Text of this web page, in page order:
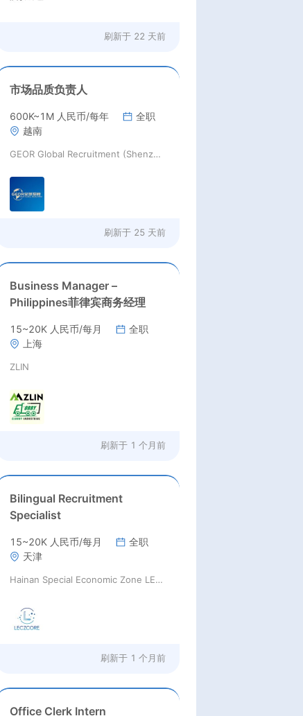
刷新于 22 天前
市场品质负责人
600K~1M 人民币/每年
全职
越南
GEOR Global Recruitment (Shenzhen) Ltd.
刷新于 25 天前
Business Manager –
Philippines菲律宾商务经理
15~20K 人民币/每月
全职
上海
ZLIN
刷新于 1 个月前
Bilingual Recruitment
Specialist
15~20K 人民币/每月
全职
天津
Hainan Special Economic Zone LECZCORE Ritzkar Technology
刷新于 1 个月前
Office Clerk Intern